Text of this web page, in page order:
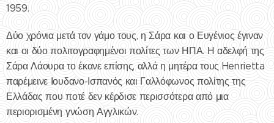
1959.
Δύο χρόνια μετά τον γάμο τους, η Σάρα και ο Ευγένιος έγιναν
και οι δύο πολιτογραφημένοι πολίτες των ΗΠΑ. Η αδελφή της
Σάρα Λάουρα το έκανε επίσης, αλλά η μητέρα τους Henrietta
παρέμεινε Ιουδανο-Ισπανός και Γαλλόφωνος πολίτης της
Ελλάδας που ποτέ δεν κέρδισε περισσότερα από μια
περιορισμένη γνώση Αγγλικών.